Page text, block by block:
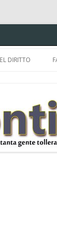
DIRITTO
DELLA LDA 633.
E